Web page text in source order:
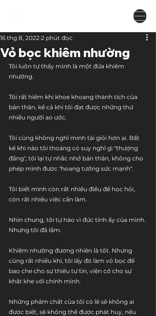
Vỏ bọc khiêm nhường
16 thg 8, 2022 2 phút đọc
Tôi luôn tự thấy mình là một đứa khiêm
nhường.
Tôi rất hiếm khi khoe khoang thành tích của
bản thân, kể cả khi tôi đạt được những thứ
nhiều người ao ước.
Tôi cũng không nghĩ mình tài giỏi hơn ai. Bất
kể khi nào tôi thoáng có suy nghĩ gì "thượng
đẳng", tôi lại tự nhắc nhở bản thân, không cho
phép mình được "hoang tưởng sức mạnh".
Tôi biết mình còn rất nhiều điều để học hỏi,
còn rất nhiều việc cần làm.
Nhìn chung, tôi tự hào vì đức tính ấy của mình.
Nhưng tôi đã lầm.
Khiêm nhường đương nhiên là tốt. Nhưng
cũng rất nhiều khi, tôi lấy đó làm vỏ bọc để
bao che cho sự thiếu tự tin, viện cớ cho sự
khắt khe với chính mình.
Những phẩm chất của tôi có lẽ sẽ không ai
được biết, sẽ không thể được phát huy, nếu